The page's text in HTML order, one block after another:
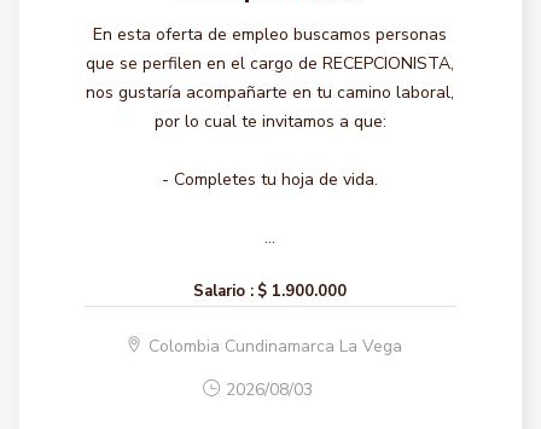
En esta oferta de empleo buscamos personas
que se perfilen en el cargo de RECEPCIONISTA,
nos gustaría acompañarte en tu camino laboral,
por lo cual te invitamos a que:
- Completes tu hoja de vida.
...
Salario : $ 1.900.000
Colombia Cundinamarca La Vega
2026/08/03